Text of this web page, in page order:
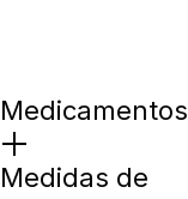
Medicamentos
Medidas de